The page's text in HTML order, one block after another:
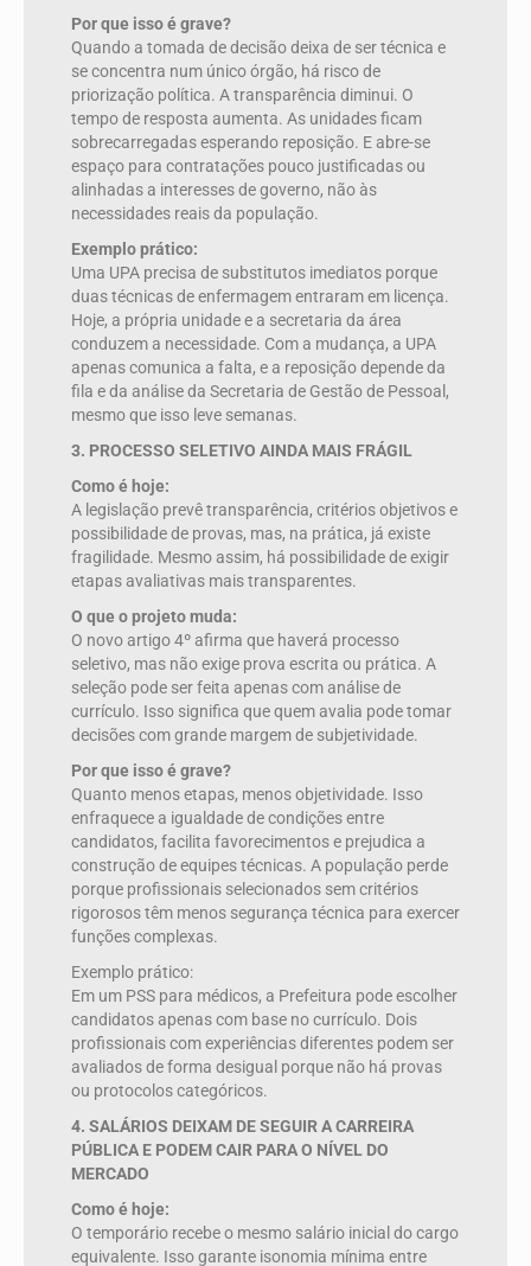
Por que isso é grave?
Quando a tomada de decisão deixa de ser técnica e
se concentra num único órgão, há risco de
priorização política. A transparência diminui. O
tempo de resposta aumenta. As unidades ficam
sobrecarregadas esperando reposição. E abre-se
espaço para contratações pouco justificadas ou
alinhadas a interesses de governo, não às
necessidades reais da população.
Exemplo prático:
Uma UPA precisa de substitutos imediatos porque
duas técnicas de enfermagem entraram em licença.
Hoje, a própria unidade e a secretaria da área
conduzem a necessidade. Com a mudança, a UPA
apenas comunica a falta, e a reposição depende da
fila e da análise da Secretaria de Gestão de Pessoal,
mesmo que isso leve semanas.
3. PROCESSO SELETIVO AINDA MAIS FRÁGIL
Como é hoje:
A legislação prevê transparência, critérios objetivos e
possibilidade de provas, mas, na prática, já existe
fragilidade. Mesmo assim, há possibilidade de exigir
etapas avaliativas mais transparentes.
O que o projeto muda:
O novo artigo 4º afirma que haverá processo
seletivo, mas não exige prova escrita ou prática. A
seleção pode ser feita apenas com análise de
currículo. Isso significa que quem avalia pode tomar
decisões com grande margem de subjetividade.
Por que isso é grave?
Quanto menos etapas, menos objetividade. Isso
enfraquece a igualdade de condições entre
candidatos, facilita favorecimentos e prejudica a
construção de equipes técnicas. A população perde
porque profissionais selecionados sem critérios
rigorosos têm menos segurança técnica para exercer
funções complexas.
Exemplo prático:
Em um PSS para médicos, a Prefeitura pode escolher
candidatos apenas com base no currículo. Dois
profissionais com experiências diferentes podem ser
avaliados de forma desigual porque não há provas
ou protocolos categóricos.
4. SALÁRIOS DEIXAM DE SEGUIR A CARREIRA
PÚBLICA E PODEM CAIR PARA O NÍVEL DO
MERCADO
Como é hoje:
O temporário recebe o mesmo salário inicial do cargo
equivalente. Isso garante isonomia mínima entre